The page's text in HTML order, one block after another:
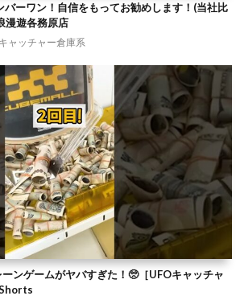
バーワン！自信をもってお勧めします！(当社比
漫遊各務原店
ャッチャー倉庫系
ンゲームがヤバすぎた！🥺［UFOキャッチャ